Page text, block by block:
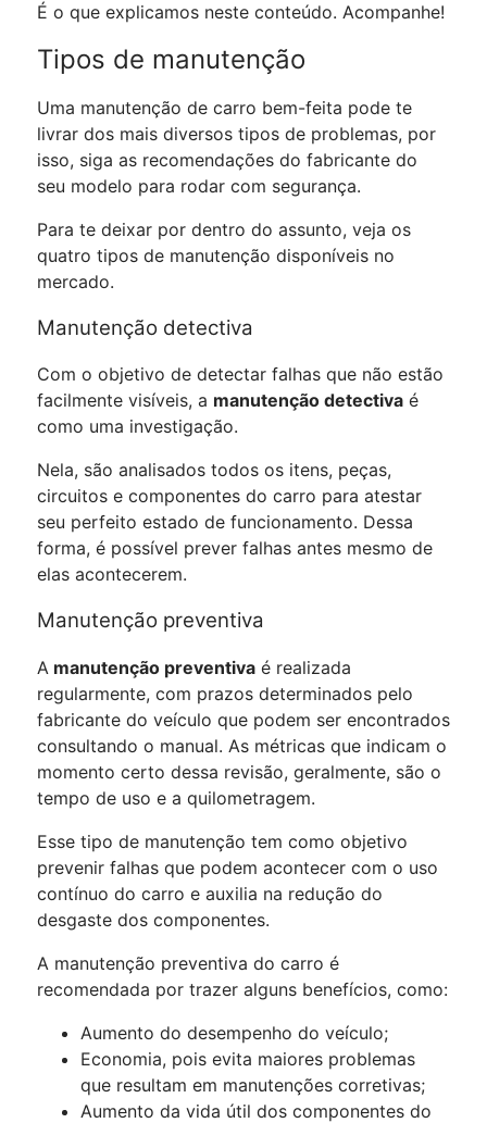
É o que explicamos neste conteúdo. Acompanhe!
Tipos de manutenção
Uma manutenção de carro bem-feita pode te
livrar dos mais diversos tipos de problemas, por
isso, siga as recomendações do fabricante do
seu modelo para rodar com segurança.
Para te deixar por dentro do assunto, veja os
quatro tipos de manutenção disponíveis no
mercado.
Manutenção detectiva
Com o objetivo de detectar falhas que não estão
facilmente visíveis, a manutenção detectivaé
como uma investigação.
Nela, são analisados todos os itens, peças,
circuitos e componentes do carro para atestar
seu perfeito estado de funcionamento. Dessa
forma, é possível prever falhas antes mesmo de
elas acontecerem.
Manutenção preventiva
A manutenção preventivaé realizada
regularmente, com prazos determinados pelo
fabricante do veículo que podem ser encontrados
consultando o manual. As métricas que indicam o
momento certo dessa revisão, geralmente, são o
tempo de uso e a quilometragem.
Esse tipo de manutenção tem como objetivo
prevenir falhas que podem acontecer com o uso
contínuo do carro e auxilia na redução do
desgaste dos componentes.
A manutenção preventiva do carro é
recomendada por trazer alguns benefícios, como:
Aumento do desempenho do veículo;
Economia, pois evita maiores problemas
que resultam em manutenções corretivas;
Aumento da vida útil dos componentes do